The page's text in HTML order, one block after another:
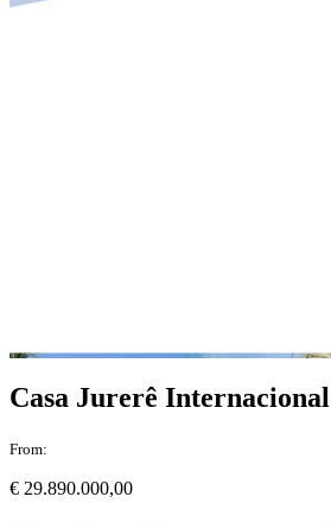
Casa Jurerê Internacional
From:
€ 29.890.000,00